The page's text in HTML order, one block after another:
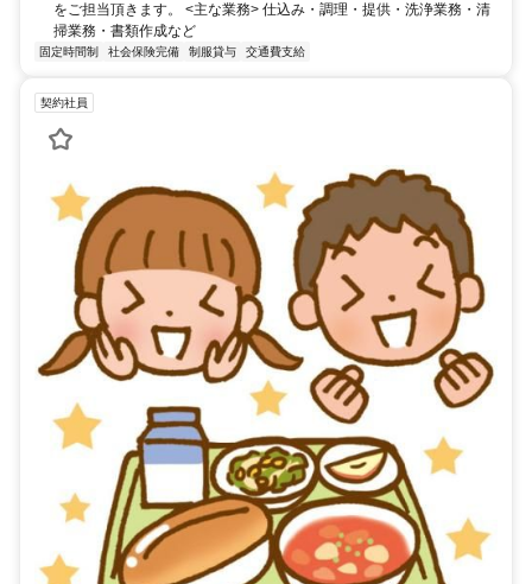
をご担当頂きます。 <主な業務> 仕込み・調理・提供・洗浄業務・清
掃業務・書類作成など
固定時間制 社会保険完備 制服貸与 交通費支給
契約社員